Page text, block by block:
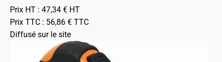
Prix HT : 47,34 € HT
Prix TTC : 56,86 € TTC
Diffusé sur le site